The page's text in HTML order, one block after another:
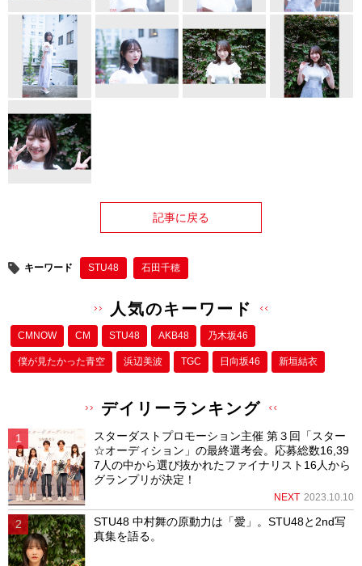
記事に戻る
キーワード STU48 石田千穂
人気のキーワード
CMNOW CM STU48 AKB48 乃木坂46
僕が⾒たかった⻘空 浜辺美波 TGC 日向坂46 新垣結衣
デイリーランキング
スターダストプロモーション主催 第３回「スター
☆オーディション」の最終選考会。応募総数16,39
7人の中から選び抜かれたファイナリスト16人から
グランプリが決定！
NEXT 2023.10.10
STU48 中村舞の原動力は「愛」。STU48と2nd写
真集を語る。